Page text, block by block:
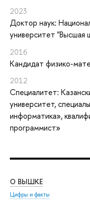
2023
Доктор наук:
университет "Высшая
2016
Кандидат физико-
2012
Специалитет:
университет,
информатика»,
программист»
О ВЫШКЕ
Цифры и факты